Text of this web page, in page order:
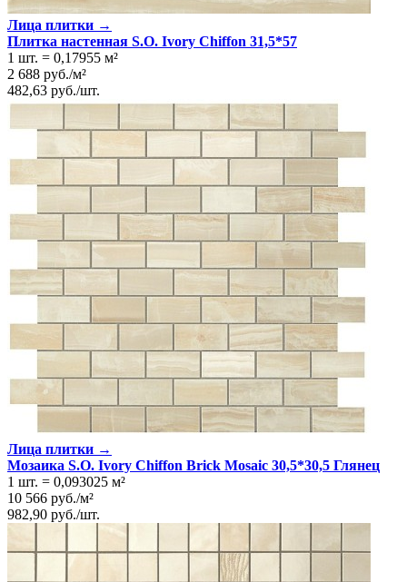
Лица плитки →
Плитка настенная S.O. Ivory Chiffon 31,5*57
1 шт. = 0,17955 м²
2 688 руб./м²
482,63 руб./шт.
Лица плитки →
Мозаика S.O. Ivory Chiffon Brick Mosaic 30,5*30,5 Глянeц
1 шт. = 0,093025 м²
10 566 руб./м²
982,90 руб./шт.